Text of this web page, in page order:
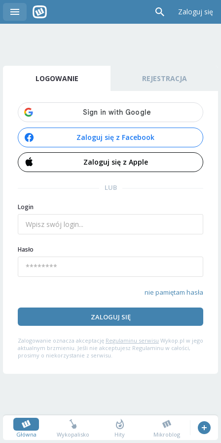
Zaloguj się
LOGOWANIE REJESTRACJA
Zaloguj się z Facebook
Zaloguj się z Apple
LUB
Login
Hasło
nie pamiętam hasła
ZALOGUJ SIĘ
Zalogowanie oznacza akceptację Regulaminu serwisu Wykop.pl w jego
aktualnym brzmieniu. Jeśli nie akceptujesz Regulaminu w całości,
prosimy o niekorzystanie z serwisu.
Główna Wykopalisko Hity Mikroblog